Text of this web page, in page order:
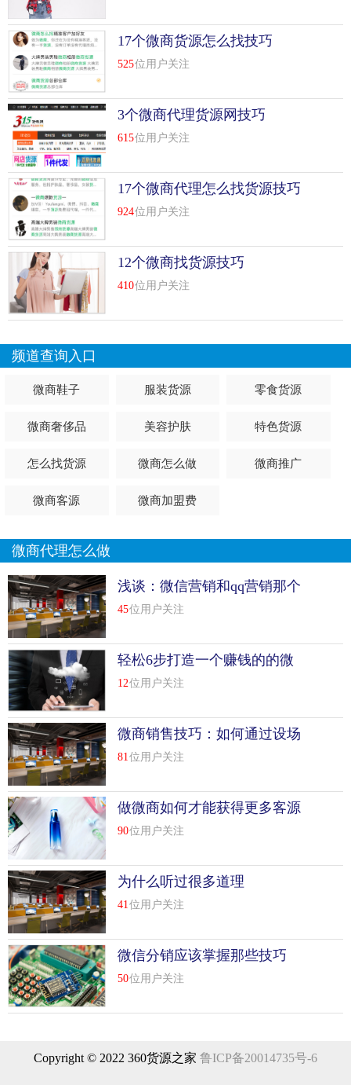
17个微商货源怎么找技巧
525位用户关注
3个微商代理货源网技巧
615位用户关注
17个微商代理怎么找货源技巧
924位用户关注
12个微商找货源技巧
410位用户关注
频道查询入口
微商鞋子 服装货源 零食货源
微商奢侈品 美容护肤 特色货源
怎么找货源 微商怎么做 微商推广
微商客源 微商加盟费
微商代理怎么做
浅谈：微信营销和qq营销那个
效果好
45位用户关注
轻松6步打造一个赚钱的的微
信公众号
12位用户关注
微商销售技巧：如何通过设场
景引导客户下单
81 位用户关注
做微商如何才能获得更多客源
90位用户关注
为什么听过很多道理
41 位用户关注
微信分销应该掌握那些技巧
50位用户关注
Copyright © 2022 360货源之家 鲁ICP备20014735号-6